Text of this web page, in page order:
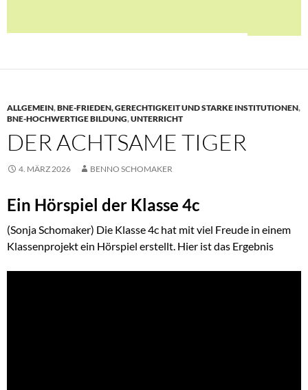
ALLGEMEIN,BNE-FRIEDEN, GERECHTIGKEIT UND STARKE INSTITUTIONEN,
BNE-HOCHWERTIGE BILDUNG,UNTERRICHT
DER ACHTSAME TIGER
4. MÄRZ 2026 BENNO SCHOMAKER
Ein Hörspiel der Klasse 4c
(Sonja Schomaker) Die Klasse 4c hat mit viel Freude in einem
Klassenprojekt ein Hörspiel erstellt. Hier ist das Ergebnis